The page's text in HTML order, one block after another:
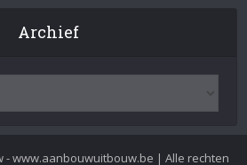
Archief
- www.aanbouwuitbouw.be | Alle rechten